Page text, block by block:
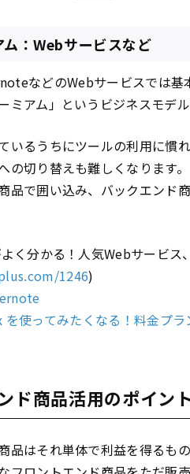
：Webサービスなど
などのWebサービスでは基
ミアム」というビジネスモデル
いるうちにツールの利用に慣
の切り替えも難しくなります。
品で囲い込み、バックエンド
く分かる！人気Webサービス
1246)
使ってみたくなる！料金プ
ド商品活用のポイント
品はそれ単体で利益を得るも